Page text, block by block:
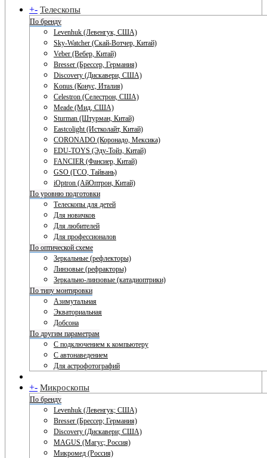
+- Телескопы
По бренду
Levenhuk (Левенгук, США)
Sky-Watcher (Скай-Вотчер, Китай)
Veber (Вебер, Китай)
Bresser (Брессер, Германия)
Discovery (Дискавери, США)
Konus (Конус, Италия)
Celestron (Селестрон, США)
Meade (Мид, США)
Sturman (Штурман, Китай)
Eastcolight (Истколайт, Китай)
CORONADO (Коронадо, Мексика)
EDU-TOYS (Эду-Тойз, Китай)
FANCIER (Фансиер, Китай)
GSO (ГСО, Тайвань)
iOptron (АйОптрон, Китай)
По уровню подготовки
Телескопы для детей
Для новичков
Для любителей
Для профессионалов
По оптической схеме
Зеркальные (рефлекторы)
Линзовые (рефракторы)
Зеркально-линзовые (катадиоптрики)
По типу монтировки
Азимутальная
Экваториальная
Добсона
По другим параметрам
С подключением к компьютеру
С автонаведением
Для астрофотографий
+- Микроскопы
По бренду
Levenhuk (Левенгук; США)
Bresser (Брессер; Германия)
Discovery (Дискавери; США)
MAGUS (Магус; Россия)
Микромед (Россия)